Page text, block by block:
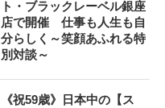
ト・ブラックレーベル銀座
店で開催 仕事も人生も自
分らしく～笑顔あふれる特
別対談～
《祝59歳》日本中の【ス